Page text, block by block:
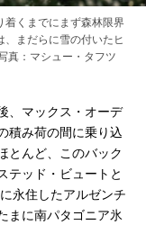
着くまでにまず森林限界
まだらに雪の付いたヒ
真：マシュー・タフツ
、マックス・オーデ
積み荷の間に乗り込
とんど、このバック
テッド・ビュートと
永住したアルゼンチ
まに南パタゴニア氷